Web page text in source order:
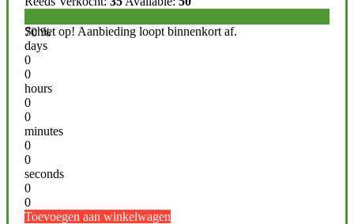
70 %
Schiet op! Aanbieding loopt binnenkort af.
days
0
0
hours
0
0
minutes
0
0
seconds
0
0
Toevoegen aan winkelwagen